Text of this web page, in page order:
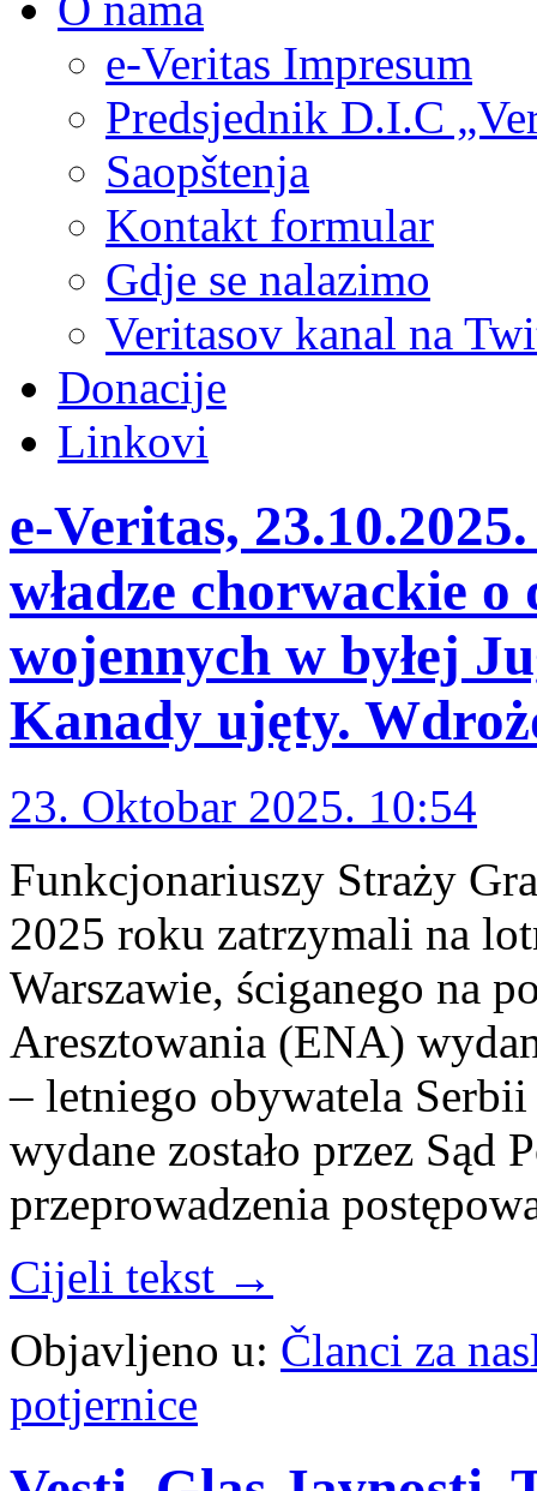
e-Veritas Impresum
Predsjednik D.I.C
Saopštenja
Kontakt formular
Gdje se nalazimo
Veritasov kanal na
Donacije
Linkovi
e-Veritas,
władze chorwackie
wojennych w byłej
Kanady ujęty.
23. Oktobar 2025. 10:54
Funkcjonariuszy Straży
2025 roku zatrzymali na
Warszawie, ściganego na
Aresztowania (ENA)
– letniego obywatela
wydane zostało przez
przeprowadzenia
Cijeli tekst →
Objavljeno u: Članci za
potjernice